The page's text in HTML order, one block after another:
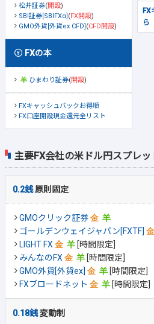
主要FX会社の米ドル円スプレッ
0.2銭原則固定
GMOクリック証券
ゴールデンウェイジャパン[FXTF]
LIGHT FX
[時間限定]
みんなのFX
[時間限定]
GMO外貨[外貨ex]
[時間限定]
FXブロードネット
[時間限定]
0.18銭変動制
松井証券(開設)
SBI証券[SBIFXα] (FX開設)
GMO外貨[外貨ex CFD] (CFD開設)
FXの本
ひまわり証券(開設)
FXキャッシュバックお得順
FX口座開設現金還元全リスト
ら